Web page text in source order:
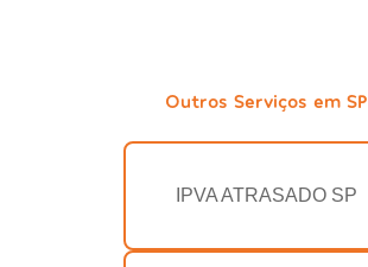
Outros Serviços em SP
IPVA ATRASADO SP